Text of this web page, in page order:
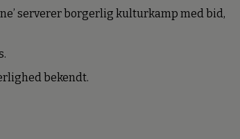
serverer borgerlig kulturkamp med bid,
bekendt.